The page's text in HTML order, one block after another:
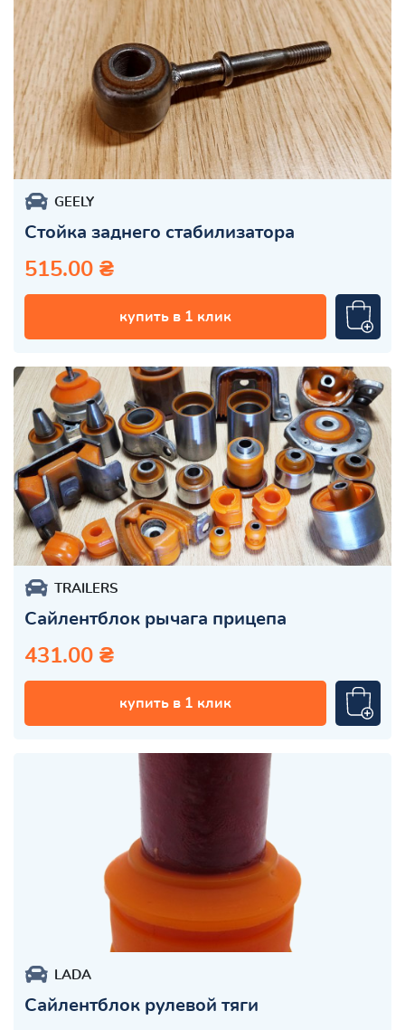
GEELY
Стойка заднего стабилизатора
515.00 ₴
купить в 1 клик
TRAILERS
Сайлентблок рычага прицепа
431.00 ₴
купить в 1 клик
LADA
Сайлентблок рулевой тяги